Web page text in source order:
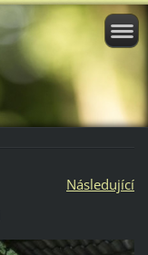
Následující